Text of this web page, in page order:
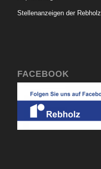
Stellenanzeigen der
FACEBOOK